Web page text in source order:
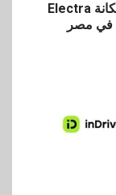
راية للمباني الذكية وSungrow تعززان مكانة Electra
في مصر